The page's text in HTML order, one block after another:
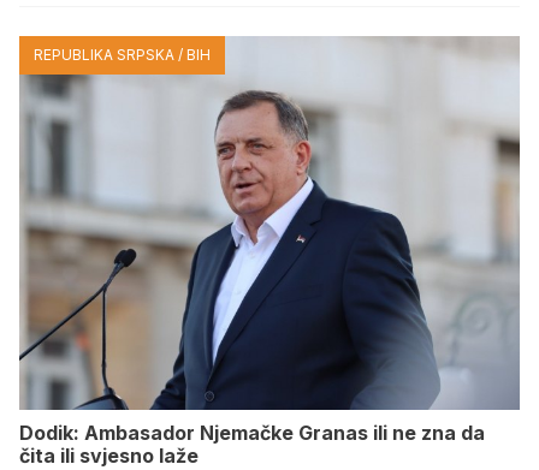
REPUBLIKA SRPSKA / BIH
Dodik: Ambasador Njemačke Granas ili ne zna da
čita ili svjesno laže